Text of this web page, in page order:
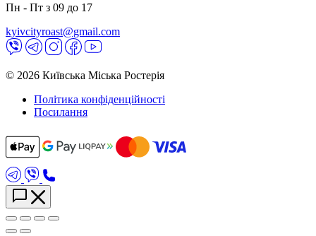
Пн - Пт з 09 до 17
kyivcityroast@gmail.com
© 2026 Київська Міська Ростерія
Політика конфіденційності
Посилання